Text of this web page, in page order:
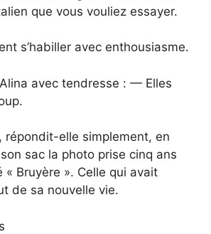
que vous vouliez essayer.
s’habiller avec enthousiasme.
avec tendresse : — Elles
elle simplement, en
sac la photo prise cinq ans
« Bruyère ». Celle qui avait
de sa nouvelle vie.